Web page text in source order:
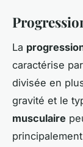
La
caractérise
divisée en
gravité et le
musculaire